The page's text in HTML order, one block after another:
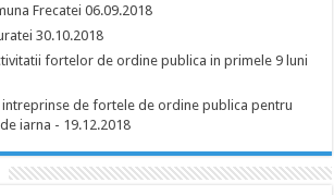
Frecatei 06.09.2018
30.10.2018
fortelor de ordine publica in primele 9 luni
intreprinse de fortele de ordine publica pentru
iarna - 19.12.2018